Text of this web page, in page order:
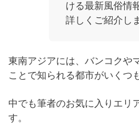
ける最新風俗情
詳しくご紹介し
東南アジアには、バンコクや
ことで知られる都市がいくつ
中でも筆者のお気に入りエリ
す。